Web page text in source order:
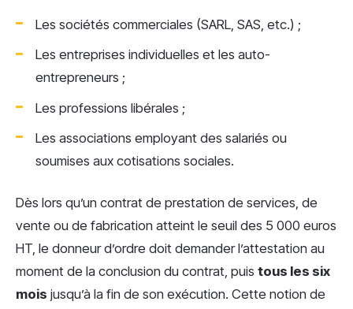
Les sociétés commerciales (SARL, SAS, etc.) ;
Les entreprises individuelles et les auto-
entrepreneurs ;
Les professions libérales ;
Les associations employant des salariés ou
soumises aux cotisations sociales.
Dès lors qu’un contrat de prestation de services, de
vente ou de fabrication atteint le seuil des 5 000 euros
HT, le donneur d’ordre doit demander l’attestation au
moment de la conclusion du contrat, puis tous les six
mois jusqu’à la fin de son exécution. Cette notion de